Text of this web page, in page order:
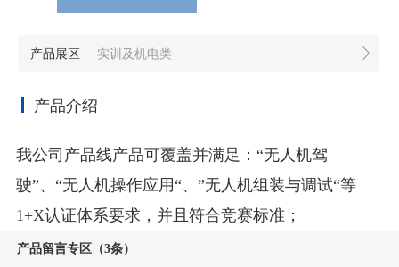
产品展区 实训及机电类
产品介绍
我公司产品线产品可覆盖并满足：“无人机驾
驶”、“无人机操作应用“、”无人机组装与调试“等
1+X认证体系要求，并且符合竞赛标准；
产品留言专区（3条）